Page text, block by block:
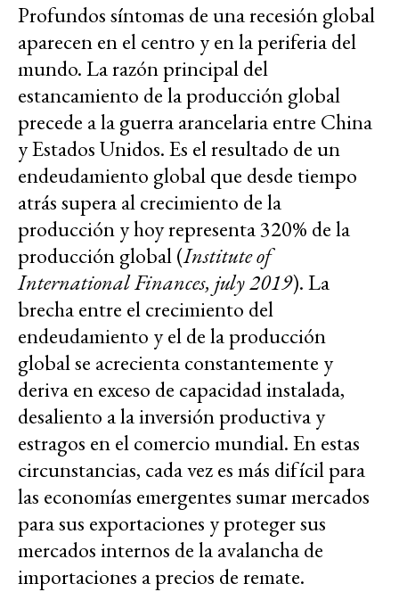
Profundos síntomas de una recesión global
aparecen en el centro y en la periferia del
mundo. La razón principal del
estancamiento de la producción global
precede a la guerra arancelaria entre China
y Estados Unidos. Es el resultado de un
endeudamiento global que desde tiempo
atrás supera al crecimiento de la
producción y hoy representa 320% de la
producción global (Institute of
International Finances, july 2019). La
brecha entre el crecimiento del
endeudamiento y el de la producción
global se acrecienta constantemente y
deriva en exceso de capacidad instalada,
desaliento a la inversión productiva y
estragos en el comercio mundial. En estas
circunstancias, cada vez es más difícil para
las economías emergentes sumar mercados
para sus exportaciones y proteger sus
mercados internos de la avalancha de
importaciones a precios de remate.